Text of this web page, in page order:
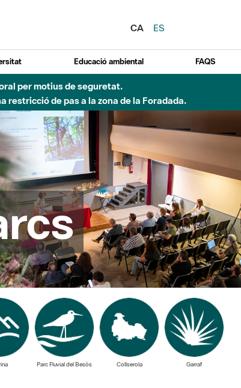
CA
ES
Educació ambiental FAQS
pluges intenses.
Parc Fluvial del Besòs Collserola Garraf